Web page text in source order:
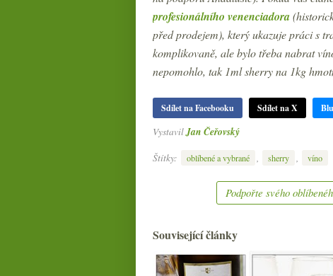
profesionálního venenciadora
před prodejem), který ukazuje práci s
komplikovaně, ale bylo třeba nabrat
nepomohlo, tak 1ml sherry na 1kg
Sdílet na Facebooku Sdílet na X
VystavilJan Čeřovský
Štítky:
oblíbené a vybrané sherry víno
Podpořte svého
Související články